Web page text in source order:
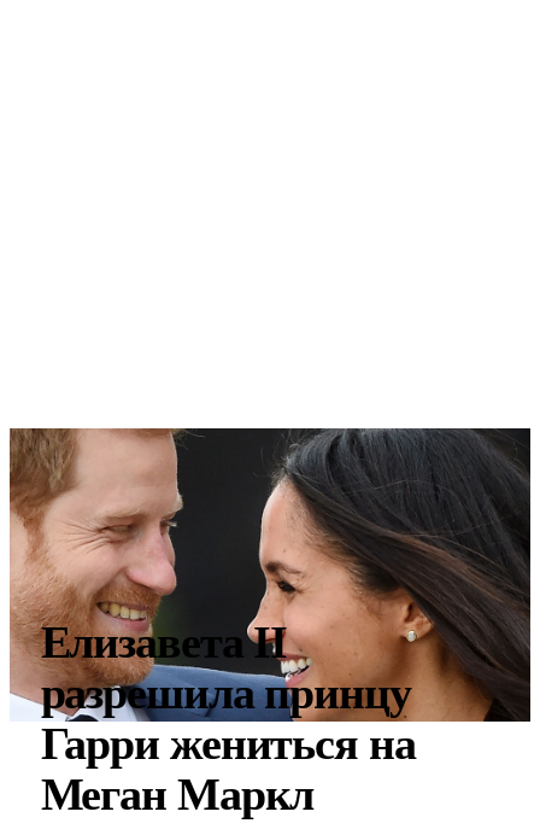
Елизавета II
разрешила принцу
Гарри жениться на
Меган Маркл